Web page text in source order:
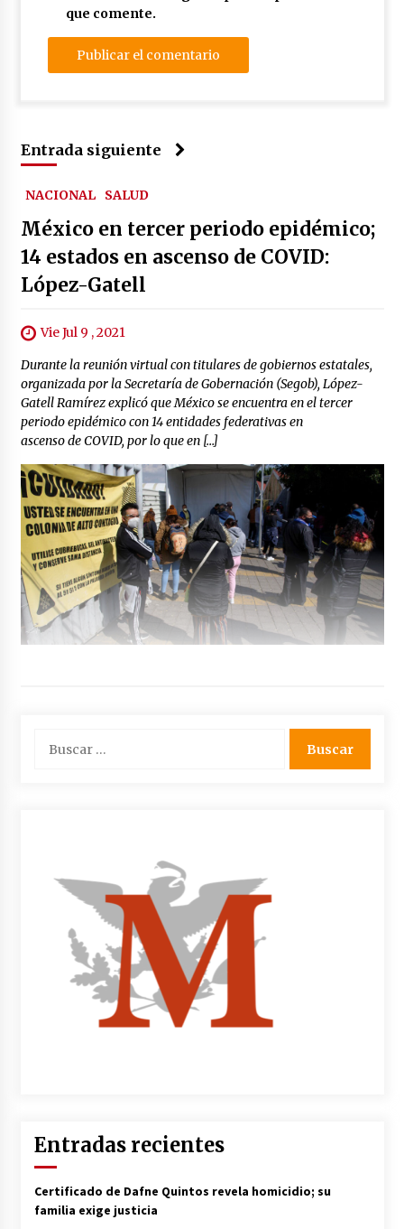
que comente.
Entrada siguiente
NACIONAL SALUD
México en tercer periodo epidémico;
14 estados en ascenso de COVID:
López-Gatell
Vie Jul 9 , 2021
Durante la reunión virtual con titulares de gobiernos estatales,
organizada por la Secretaría de Gobernación (Segob), López-
Gatell Ramírez explicó que México se encuentra en el tercer
periodo epidémico con 14 entidades federativas en
ascenso de COVID, por lo que en […]
Entradas recientes
Certificado de Dafne Quintos revela homicidio; su
familia exige justicia